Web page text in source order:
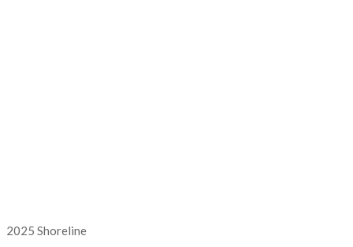
2025 Shoreline